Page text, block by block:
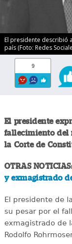
El presidente describió
país (Foto: Redes
9
El presidente
fallecimiento del
la Corte de
OTRAS
y exmagistrado
El presidente de
su pesar por el
exmagistrado de
Rodolfo